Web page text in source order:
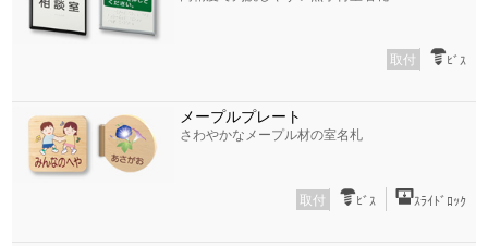
取付 ﾋﾞｽ
メープルプレート
さわやかなメープル材の室名札
取付 ﾋﾞｽ ｽﾗｲﾄﾞﾛｯｸ